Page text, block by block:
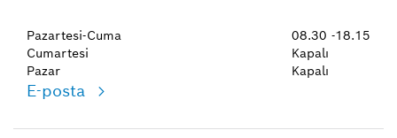
Pazartesi-Cuma
Cumartesi
Pazar
08.30 -18.15
Kapalı
Kapalı
E-posta